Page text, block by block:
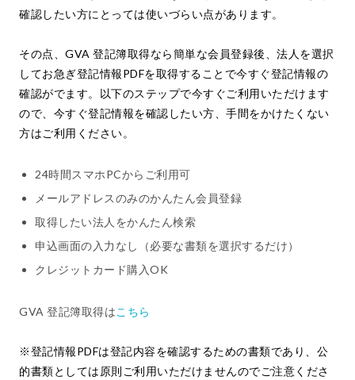
確認したい方にとっては使いづらい点があります。
その点、GVA 登記簿取得なら簡単な会員登録後、法人を選択
してお急ぎ登記情報PDFを取得することで今すぐ登記情報の
確認がでます。以下のステップで今すぐご利用いただけます
ので、今すぐ登記情報を確認したい方、手間をかけたくない
方はご利用ください。
24時間スマホPCからご利用可
メールアドレスのみのかんたん会員登録
取得したい法人をかんたん検索
申込画面の入力なし（必要な書類を選択するだけ）
クレジットカード購入OK
GVA 登記簿取得はこちら
※登記情報PDFは登記内容を確認するための書類であり、公
的書類としては原則ご利用いただけませんのでご注意くださ